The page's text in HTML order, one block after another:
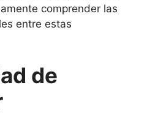
comprender las
entre estas
de